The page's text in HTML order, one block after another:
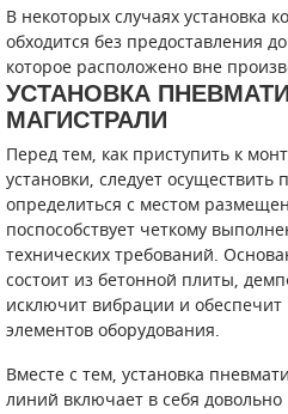
В некоторых случаях установка
обходится без предоставления
которое расположено вне
УСТАНОВКА
МАГИСТРАЛИ
Перед тем, как приступить к
установки, следует
определиться с местом
поспособствует четкому
технических требований.
состоит из бетонной плиты,
исключит вибрации и
элементов оборудования.
Вместе с тем, установка
линий включает в себя довольно
МОТОРНОЕ МАСЛО
РАДИАТОРЫ
ПОДШИПНИКИ
ПОРШНЕВЫЕ БЛОКИ
ДЕТАЛИ ПОРШНЕВЫХ
ДЕТАЛИ СПИРАЛЬНЫХ
ДЕТАЛИ НАСОСНОЙ ЧАСТИ
ДЕТАЛИ ПОГРУЖНЫХ НАСОСОВ